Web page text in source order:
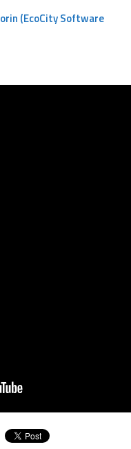
(EcoCity Software